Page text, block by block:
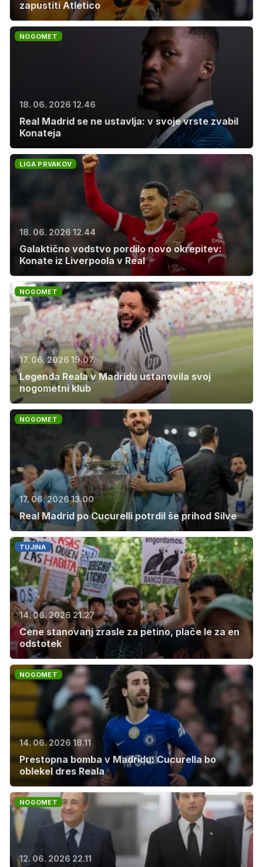
zapustiti Atletico
NOGOMET
18. 06. 2026 12.46
Real Madrid se ne ustavlja: v svoje vrste zvabil
Konateja
LIGA PRVAKOV
18. 06. 2026 12.44
Galaktično vodstvo pordilo novo okrepitev:
Konate iz Liverpoola v Real
NOGOMET
17. 06. 2026 19.07
Legenda Reala v Madridu ustanovila svoj
nogometni klub
NOGOMET
17. 06. 2026 13.00
Real Madrid po Cucurelli potrdil še prihod Silve
TUJINA
14. 06. 2026 21.27
Cene stanovanj zrasle za petino, plače le za en
odstotek
NOGOMET
14. 06. 2026 18.11
Prestopna bomba v Madridu: Cucurella bo
oblekel dres Reala
NOGOMET
12. 06. 2026 22.11